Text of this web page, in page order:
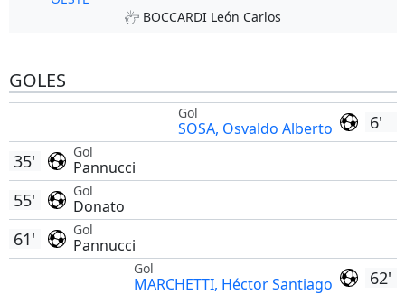
BOCCARDI León Carlos
GOLES
6'
Gol
SOSA, Osvaldo Alberto
Gol
Pannucci
35'
Gol
Donato
55'
Gol
Pannucci
61'
62'
Gol
MARCHETTI, Héctor Santiago